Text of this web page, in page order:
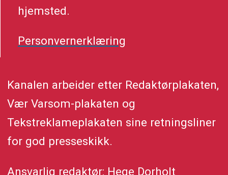
hjemsted.
Personvernerklæring
Kanalen arbeider etter Redaktørplakaten,
Vær Varsom-plakaten og
Tekstreklameplakaten sine retningsliner
for god presseskikk.
Ansvarlig redaktør: Hege Dorholt